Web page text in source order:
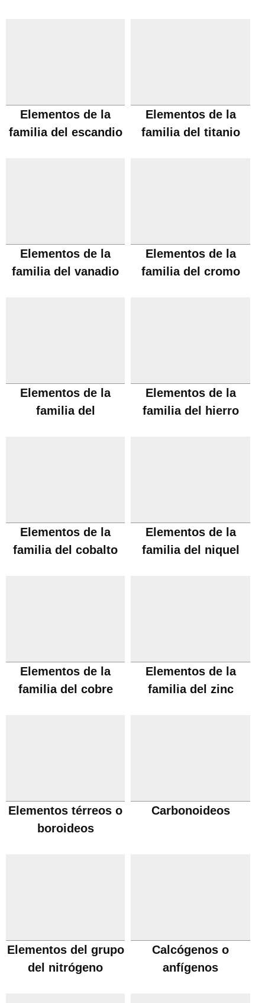
Elementos de la
familia del escandio
Elementos de la
familia del titanio
Elementos de la
familia del vanadio
Elementos de la
familia del cromo
Elementos de la
familia del
Elementos de la
familia del hierro
Elementos de la
familia del cobalto
Elementos de la
familia del niquel
Elementos de la
familia del cobre
Elementos de la
familia del zinc
Elementos térreos o
boroideos
Carbonoideos
Elementos del grupo
del nitrógeno
Calcógenos o
anfígenos